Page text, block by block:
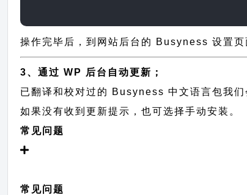
操作完毕后，到网站后台的 Busyness 设置页
3、通过 WP 后台自动更新；
已翻译和校对过的 Busyness 中文语言包我
如果没有收到更新提示，也可选择手动安装。
常见问题
常见问题